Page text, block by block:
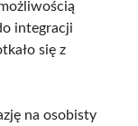
integracji
się z
na osobisty